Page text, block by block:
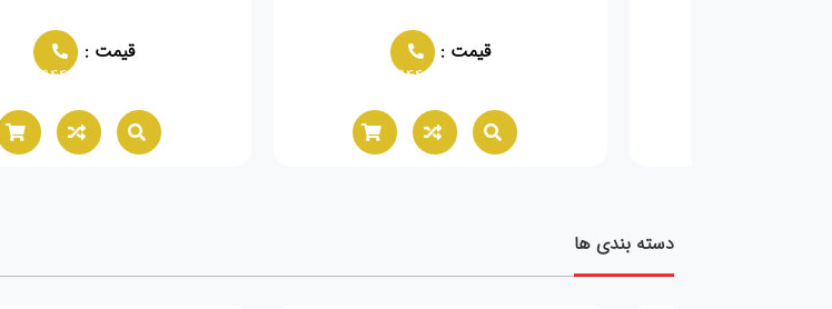
قیمت :
02166021944
قیمت :
02166021944
دسته بندی ها